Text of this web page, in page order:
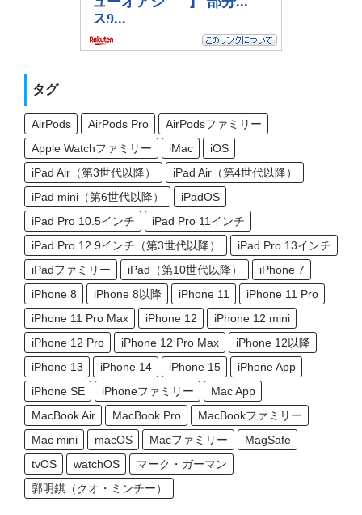
タグ
AirPods AirPods Pro
AirPodsファミリー
Apple Watchファミリー
iMac
iOS
iPad Air（第3世代以降）
iPad Air（第4世代以降）
iPad mini（第6世代以降）
iPadOS
iPad Pro 10.5インチ
iPad Pro 11インチ
iPad Pro 12.9インチ（第3世代以降）
iPad Pro 13インチ
iPadファミリー
iPad（第10世代以降）
iPhone 7
iPhone 8
iPhone 8以降 iPhone 11
iPhone 11 Pro
iPhone 11 Pro Max
iPhone 12
iPhone 12 mini
iPhone 12 Pro
iPhone 12 Pro Max
iPhone 12以降
iPhone 13
iPhone 14 iPhone 15
iPhone App
iPhone SE
iPhoneファミリー
Mac App
MacBook Air
MacBook Pro
MacBookファミリー
Mac mini
macOS Macファミリー
MagSafe
tvOS
watchOS
マーク・ガーマン
郭明錤（クオ・ミンチー）